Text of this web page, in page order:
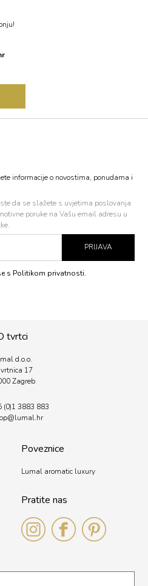
informacije o novostima, ponudama i
da se slažete s uvjetima poslovanja
poruke na Vašu email adresu u
PRIJAVA
s Politikom privatnosti.
tvrtci
d.o.o.
17
Zagreb
(0)1 3883 883
hr
Poveznice
Lumal aromatic luxury
Pratite nas